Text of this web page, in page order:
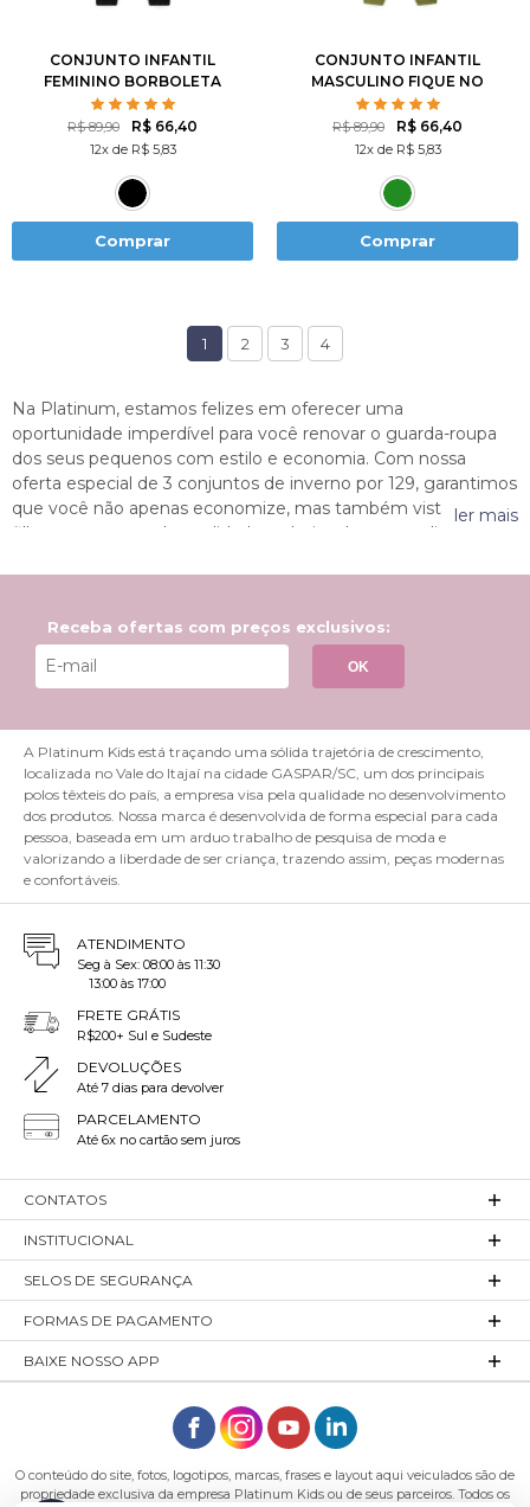
10 12
CONJUNTO INFANTIL
FEMININO BORBOLETA
DE STRASS
R$ 89,90 R$ 66,40
12x de R$ 5,83
Comprar
CONJUNTO INFANTIL
MASCULINO FIQUE NO
ESTILO
R$ 89,90 R$ 66,40
12x de R$ 5,83
Comprar
1 2 3 4
Na Platinum, estamos felizes em oferecer uma
oportunidade imperdível para você renovar o guarda-roupa
dos seus pequenos com estilo e economia. Com nossa
oferta especial de 3 conjuntos de inverno por 129, garantimos
que você não apenas economize, mas também vista seus
filhos com peças de qualidade e cheias de personalidade.
Descubra como nossa coleção pode transformar o visual das
as ocasiões. Não perca tempo e aproveite essa promoção
exclusiva enquanto ela durar na Platinum!
Faça a sua escolha ideal aqui na Platinum
Camadas Adequadas:Opte por conjuntos que
permitam a criação de camadas. Isso é essencial
porque as camadas ajudam a regular a temperatura
corporal da criança, permitindo ajustes conforme o
clima muda ao longo do dia.
Material de Isolamento Térmico:Escolha tecidos
que ofereçam bom isolamento térmico, como lã,
fleece e materiais sintéticos que retêm o calor sem
manter as crianças aquecidas sem comprometer a
mobilidade.
Impermeabilidade e Resistência ao Vento:
Considere conjuntos que sejam impermeáveis e
resistentes ao vento, especialmente se houver
previsão de chuva ou ventos fortes. Isso ajuda a
causado pelo vento gelado.
ofereçam um ajuste confortável e flexível, permitindo
que as crianças se movimentem livremente durante as
ergonômicos também contribuem para o conforto
durante o uso prolongado.
E aí, gostou?
Se você leu até aqui, está esperando o que para comprar
uma maravilhosa roupa para a sua criança?
Temos certeza de que a mamãe e o papai vão se
surpreender com a qualidade e praticidade da Platinum.
E não deixe de acompanhar a nossa página principal
ler mais
Receba ofertas com preços exclusivos:
OK
A Platinum Kids está traçando uma sólida trajetória de crescimento,
localizada no Vale do Itajaí na cidade GASPAR/SC, um dos principais
polos têxteis do país, a empresa visa pela qualidade no desenvolvimento
dos produtos. Nossa marca é desenvolvida de forma especial para cada
pessoa, baseada em um arduo trabalho de pesquisa de moda e
valorizando a liberdade de ser criança, trazendo assim, peças modernas
e confortáveis.
ATENDIMENTO
Seg à Sex: 08:00 às 11:30
13:00 às 17:00
FRETE GRÁTIS
R$200+ Sul e Sudeste
DEVOLUÇÕES
Até 7 dias para devolver
PARCELAMENTO
Até 6x no cartão sem juros
CONTATOS
INSTITUCIONAL
SELOS DE SEGURANÇA
FORMAS DE PAGAMENTO
BAIXE NOSSO APP
O conteúdo do site, fotos, logotipos, marcas, frases e layout aqui veiculados são de
propriedade exclusiva da empresa Platinum Kids ou de seus parceiros. Todos os